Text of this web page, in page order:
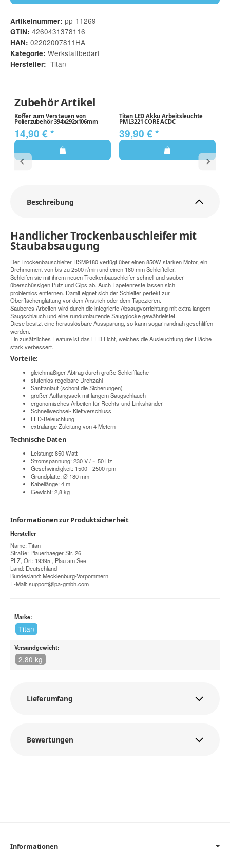
Artikelnummer: pp-11269
GTIN: 4260431378116
HAN: 02202007811HA
Kategorie: Werkstattbedarf
Hersteller: Titan
Zubehör Artikel
Koffer zum Verstauen von
Polierzubehör 394x292x106mm
14,90 €*
Titan LED Akku Arbeitsleuchte
PML3221 CORE ACDC
39,90 €*
Beschreibung
Handlicher Trockenbauschleifer mit
Staubabsaugung
Der Trockenbauschleifer RSM9180 verfügt über einen 850W starken Motor, ein
Drehmoment von bis zu 2500 r/min und einen 180 mm Schleifteller.
Schleifen sie mit ihrem neuen Trockenbauschleifer schnell und sauber
überschüssigen Putz und Gips ab. Auch Tapetenreste lassen sich
problemlos entfernen. Damit eignet sich der Schleifer perfekt zur
Oberflächenglättung vor dem Anstrich oder dem Tapezieren.
Sauberes Arbeiten wird durch die integrierte Absaugvorrichtung mit extra langem
Saugschlauch und eine rundumlaufende Saugglocke gewährleistet.
Diese besitzt eine herauslösbare Aussparung, so kann sogar randnah geschliffen
werden.
Ein zusätzliches Feature ist das LED Licht, welches die Ausleuchtung der Fläche
stark verbessert.
Vorteile:
gleichmäßiger Abtrag durch große Schleiffläche
stufenlos regelbare Drehzahl
Sanftanlauf (schont die Sicherungen)
großer Auffangsack mit langem Saugschlauch
ergonomisches Arbeiten für Rechts-und Linkshänder
Schnellwechsel- Klettverschluss
LED-Beleuchtung
extralange Zuleitung von 4 Metern
Technische Daten
Leistung: 850 Watt
Stromspannung: 230 V / ~ 50 Hz
Geschwindigkeit: 1500 - 2500 rpm
Grundplatte: Ø 180 mm
Kabellänge: 4 m
Gewicht: 2,8 kg
Informationen zur Produktsicherheit
Hersteller
Name: Titan
Straße: Plauerhaeger Str. 26
PLZ, Ort: 19395 , Plau am See
Land: Deutschland
Bundesland: Mecklenburg-Vorpommern
E-Mail: support@ipa-gmbh.com
Marke:
Titan
Versandgewicht:
2,80 kg
Lieferumfang
Bewertungen
Informationen